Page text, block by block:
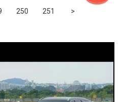
250 251 >